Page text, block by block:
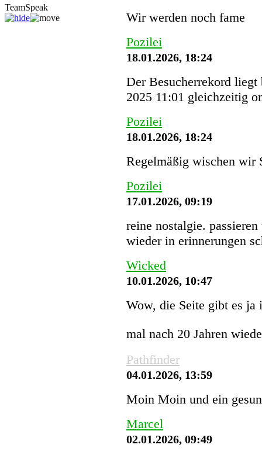
TeamSpeak
Wir werden noch fame
Pozilei
18.01.2026, 18:24
Der Besucherrekord
2025 11:01 gleichzeitig
Pozilei
18.01.2026, 18:24
Regelmäßig wischen wir
Pozilei
17.01.2026, 09:19
reine nostalgie.
wieder in erinnerungen
Wicked
10.01.2026, 10:47
Wow, die Seite gibt es ja
mal nach 20 Jahren
Pathfinder
04.01.2026, 13:59
Moin Moin und ein
Marcel
02.01.2026, 09:49